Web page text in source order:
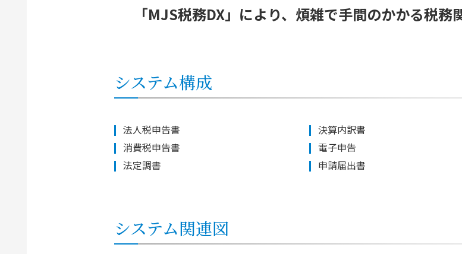
「MJS税務DX」により、煩雑で手間のかかる税務
システム構成
法人税申告書
消費税申告書
法定調書
決算内訳書
電子申告
申請届出書
システム関連図